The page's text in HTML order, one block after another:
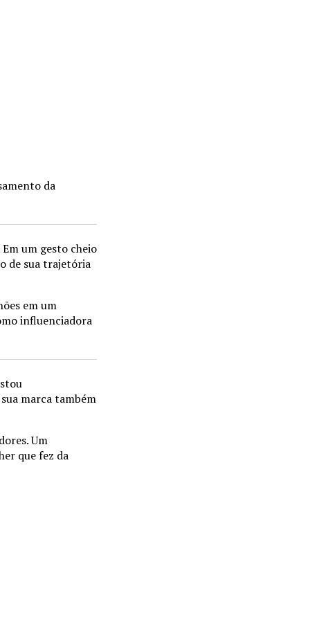
da
um gesto cheio
de sua trajetória
em um
influenciadora
marca também
Um
que fez da